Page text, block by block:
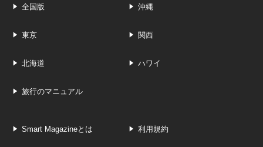
全国版 沖縄
東京 関西
北海道 ハワイ
旅行のマニュアル
Smart Magazineとは 利用規約